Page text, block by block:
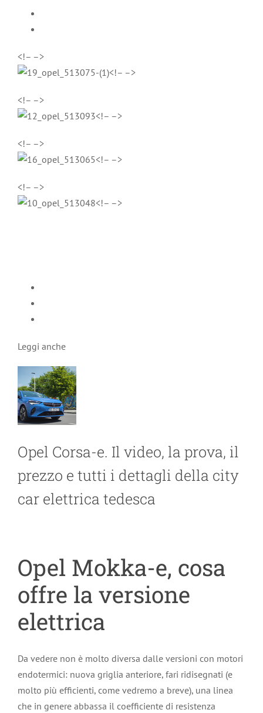
<!– –>
<!– –>
<!– –>
<!– –>
<!– –>
<!– –>
<!– –>
<!– –>
Leggi anche
Opel Corsa-e. Il video, la prova, il
prezzo e tutti i dettagli della city
car elettrica tedesca
Opel Mokka-e, cosa
offre la versione
elettrica
Da vedere non è molto diversa dalle versioni con motori
endotermici: nuova griglia anteriore, fari ridisegnati (e
molto più efficienti, come vedremo a breve), una linea
che in genere abbassa il coefficiente di resistenza